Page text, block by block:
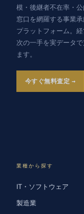
模・後継者不在率・
窓口を網羅する事業
プラットフォーム。
次の一手を実データで
ます。
今すぐ無料査定
業種から探す
IT・ソフトウェア
製造業